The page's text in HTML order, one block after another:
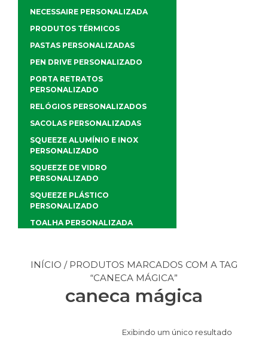
INÍCIO / PRODUTOS MARCADOS COM A TAG
“CANECA MÁGICA”
caneca mágica
Exibindo um único resultado
NECESSAIRE PERSONALIZADA
PRODUTOS TÉRMICOS
PASTAS PERSONALIZADAS
PEN DRIVE PERSONALIZADO
PORTA RETRATOS
PERSONALIZADO
RELÓGIOS PERSONALIZADOS
SACOLAS PERSONALIZADAS
SQUEEZE ALUMÍNIO E INOX
PERSONALIZADO
SQUEEZE DE VIDRO
PERSONALIZADO
SQUEEZE PLÁSTICO
PERSONALIZADO
TOALHA PERSONALIZADA